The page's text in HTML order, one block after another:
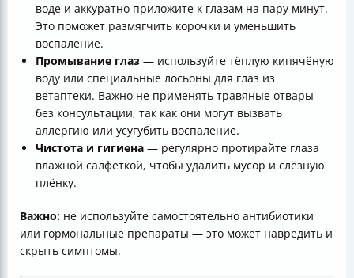
воде и аккуратно приложите к глазам на пару минут.
Это поможет размягчить корочки и уменьшить
воспаление.
Промывание глаз — используйте тёплую кипячёную
воду или специальные лосьоны для глаз из
ветаптеки. Важно не применять травяные отвары
без консультации, так как они могут вызвать
аллергию или усугубить воспаление.
Чистота и гигиена — регулярно протирайте глаза
влажной салфеткой, чтобы удалить мусор и слёзную
плёнку.
Важно: не используйте самостоятельно антибиотики
или гормональные препараты — это может навредить и
скрыть симптомы.